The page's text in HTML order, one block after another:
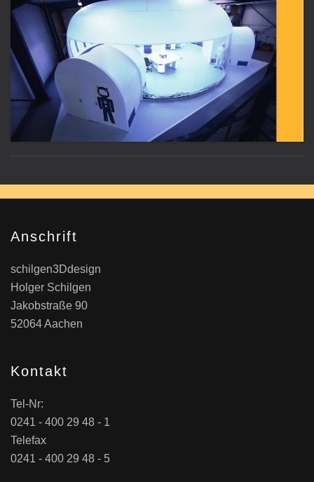
Anschrift
schilgen3Ddesign
Holger Schilgen
Jakobstraße 90
52064 Aachen
Kontakt
Tel-Nr:
0241 - 400 29 48 - 1
Telefax
0241 - 400 29 48 - 5